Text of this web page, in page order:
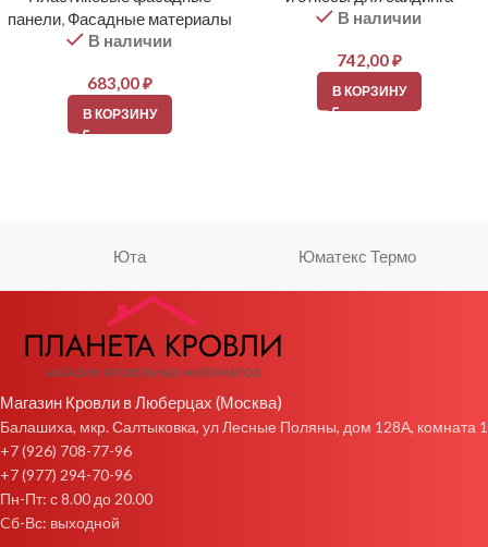
панели, Фасадные материалы
В наличии
683,00₽
В КОРЗИНУ
В наличии
742,00₽
В КОРЗИНУ
Юта Юматекс Термо
Магазин Кровли в Люберцах (Москва)
Балашиха, мкр. Салтыковка, ул Лесные Поляны, дом 128А, комната 1
+7 (926) 708-77-96
+7 (977) 294-70-96
Пн-Пт: с 8.00 до 20.00
Cб-Вс: выходной